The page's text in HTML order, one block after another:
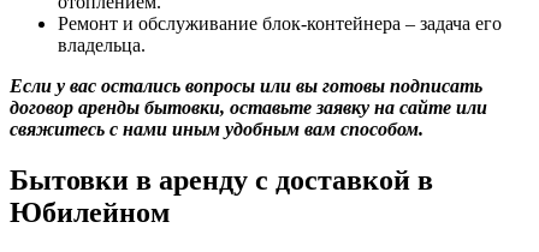
Ремонт и обслуживание блок-контейнера – задача его
владельца.
Если у вас остались вопросы или вы готовы подписать
договор аренды бытовки, оставьте заявку на сайте или
свяжитесь с нами иным удобным вам способом.
Бытовки в аренду с доставкой в
Юбилейном